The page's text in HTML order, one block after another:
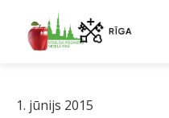
1. jūnijs 2015